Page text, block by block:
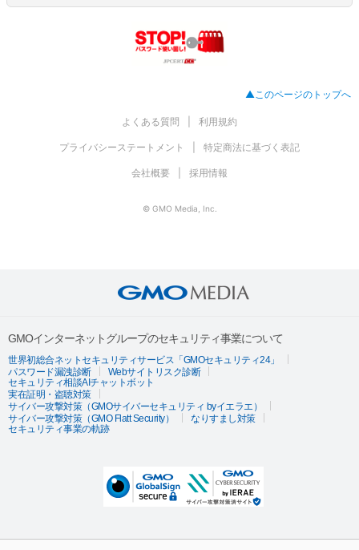
▲このページのトップへ
よくある質問 利用規約
プライバシーステートメント 特定商法に基づく表記
会社概要 採用情報
© GMO Media, Inc.
GMOインターネットグループのセキュリティ事業について
世界初総合ネットセキュリティサービス「GMOセキュリティ24」
パスワード漏洩診断
Webサイトリスク診断
セキュリティ相談AIチャットボット
実在証明・盗聴対策
サイバー攻撃対策（GMOサイバーセキュリティ byイエラエ）
サイバー攻撃対策（GMO Flatt Security）
なりすまし対策
セキュリティ事業の軌跡